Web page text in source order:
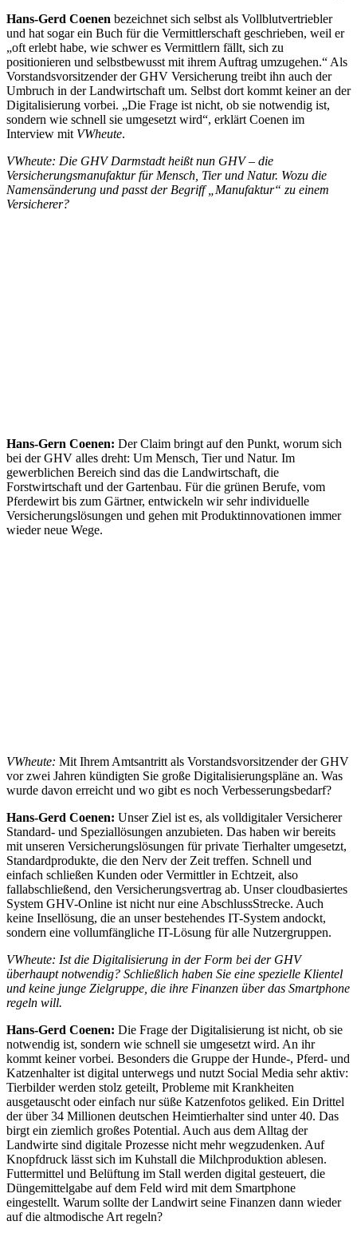
Hans-Gerd Coenen bezeichnet sich selbst als Vollblutvertriebler
und hat sogar ein Buch für die Vermittlerschaft geschrieben, weil er
„oft erlebt habe, wie schwer es Vermittlern fällt, sich zu
positionieren und selbstbewusst mit ihrem Auftrag umzugehen.“ Als
Vorstandsvorsitzender der GHV Versicherung treibt ihn auch der
Umbruch in der Landwirtschaft um. Selbst dort kommt keiner an der
Digitalisierung vorbei. „Die Frage ist nicht, ob sie notwendig ist,
sondern wie schnell sie umgesetzt wird“, erklärt Coenen im
Interview mit VWheute.
VWheute: Die GHV Darmstadt heißt nun GHV – die
Versicherungsmanufaktur für Mensch, Tier und Natur. Wozu die
Namensänderung und passt der Begriff „Manufaktur“ zu einem
Versicherer?
Hans-Gern Coenen: Der Claim bringt auf den Punkt, worum sich
bei der GHV alles dreht: Um Mensch, Tier und Natur. Im
gewerblichen Bereich sind das die Landwirtschaft, die
Forstwirtschaft und der Gartenbau. Für die grünen Berufe, vom
Pferdewirt bis zum Gärtner, entwickeln wir sehr individuelle
Versicherungslösungen und gehen mit Produktinnovationen immer
wieder neue Wege.
VWheute: Mit Ihrem Amtsantritt als Vorstandsvorsitzender der GHV
vor zwei Jahren kündigten Sie große Digitalisierungspläne an. Was
wurde davon erreicht und wo gibt es noch Verbesserungsbedarf?
Hans-Gerd Coenen: Unser Ziel ist es, als volldigitaler Versicherer
Standard- und Speziallösungen anzubieten. Das haben wir bereits
mit unseren Versicherungslösungen für private Tierhalter umgesetzt,
Standardprodukte, die den Nerv der Zeit treffen. Schnell und
einfach schließen Kunden oder Vermittler in Echtzeit, also
fallabschließend, den Versicherungsvertrag ab. Unser cloudbasiertes
System GHV-Online ist nicht nur eine AbschlussStrecke. Auch
keine Insellösung, die an unser bestehendes IT-System andockt,
sondern eine vollumfängliche IT-Lösung für alle Nutzergruppen.
VWheute: Ist die Digitalisierung in der Form bei der GHV
überhaupt notwendig? Schließlich haben Sie eine spezielle Klientel
und keine junge Zielgruppe, die ihre Finanzen über das Smartphone
regeln will.
Hans-Gerd Coenen: Die Frage der Digitalisierung ist nicht, ob sie
notwendig ist, sondern wie schnell sie umgesetzt wird. An ihr
kommt keiner vorbei. Besonders die Gruppe der Hunde-, Pferd- und
Katzenhalter ist digital unterwegs und nutzt Social Media sehr aktiv:
Tierbilder werden stolz geteilt, Probleme mit Krankheiten
ausgetauscht oder einfach nur süße Katzenfotos geliked. Ein Drittel
der über 34 Millionen deutschen Heimtierhalter sind unter 40. Das
birgt ein ziemlich großes Potential. Auch aus dem Alltag der
Landwirte sind digitale Prozesse nicht mehr wegzudenken. Auf
Knopfdruck lässt sich im Kuhstall die Milchproduktion ablesen.
Futtermittel und Belüftung im Stall werden digital gesteuert, die
Düngemittelgabe auf dem Feld wird mit dem Smartphone
eingestellt. Warum sollte der Landwirt seine Finanzen dann wieder
auf die altmodische Art regeln?